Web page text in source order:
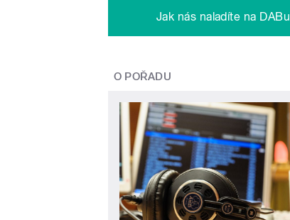
Jak nás naladíte na DABu
O POŘADU